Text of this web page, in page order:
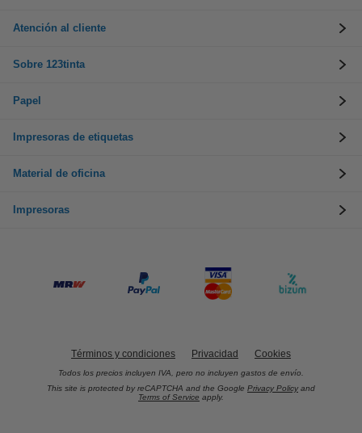
Atención al cliente
Sobre 123tinta
Papel
Impresoras de etiquetas
Material de oficina
Impresoras
Términos y condiciones Privacidad Cookies
Todos los precios incluyen IVA, pero no incluyen gastos de envío.
This site is protected by reCAPTCHA and the Google Privacy Policy and
Terms of Service apply.